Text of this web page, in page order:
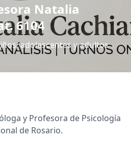
Natalia
6104
adolescentes y adultos
y Profesora de Psicología
de Rosario.